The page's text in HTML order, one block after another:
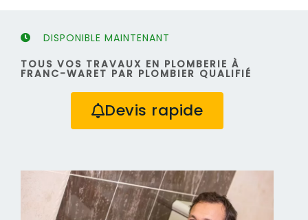
DISPONIBLE MAINTENANT
TOUS VOS TRAVAUX EN PLOMBERIE À
FRANC-WARET PAR PLOMBIER QUALIFIÉ
Devis rapide